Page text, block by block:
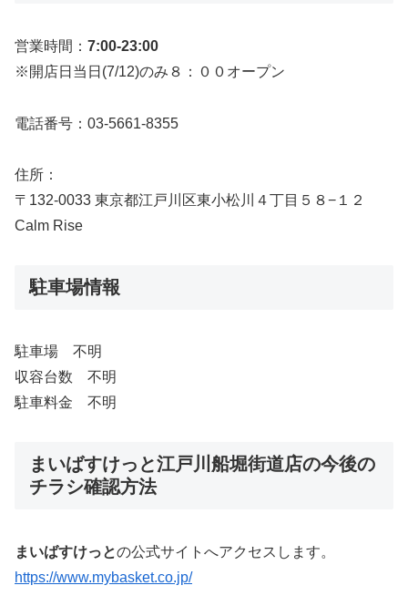
営業時間： 7:00-23:00
※開店日当日(7/12)のみ８：００オープン
電話番号：03‐5661‐8355
住所：
〒132-0033 東京都江戸川区東小松川４丁目５８−１２
Calm Rise
駐車場情報
駐車場 不明
収容台数 不明
駐車料金 不明
まいばすけっと江戸川船堀街道店の今後の
チラシ確認方法
まいばすけっとの公式サイトへアクセスします。
https://www.mybasket.co.jp/